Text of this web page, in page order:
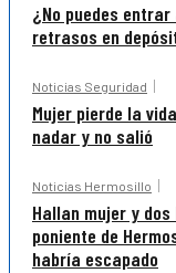
¿No puedes
retrasos en
Noticias Seguridad
Mujer pierde la
nadar y no salió
Noticias Hermosillo
Hallan mujer y
poniente de
habría escapado